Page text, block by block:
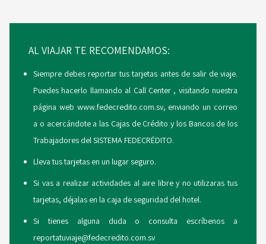
AL VIAJAR TE RECOMENDAMOS:
Siempre debes reportar tus tarjetas antes de salir de viaje.
Puedes hacerlo llamando al Call Center , visitando nuestra
página web www.fedecredito.com.sv, enviando un correo
a o acercándote a las Cajas de Crédito y los Bancos de los
Trabajadores del SISTEMA FEDECRÉDITO.
Lleva tus tarjetas en un lugar seguro.
Si vas a realizar actividades al aire libre y no utilizaras tus
tarjetas, déjalas en la caja de seguridad del hotel.
Si tienes alguna duda o consulta escríbenos a
reportatuviaje@fedecredito.com.sv